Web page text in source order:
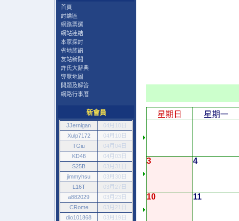
首頁
討論區
網路票選
網站連結
本家探討
省地族譜
友站新聞
許氏大辭典
導覽地圖
問題及解答
網路行事曆
新會員
JJernigan
04月10日
Xulp7172
04月10日
TGiu
04月04日
KD48
04月03日
S25B
03月31日
jimmyhsu
03月30日
L16T
03月27日
a882029
03月23日
CRome
03月21日
dio101868
03月19日
星期日 星期一
3 4
10 11